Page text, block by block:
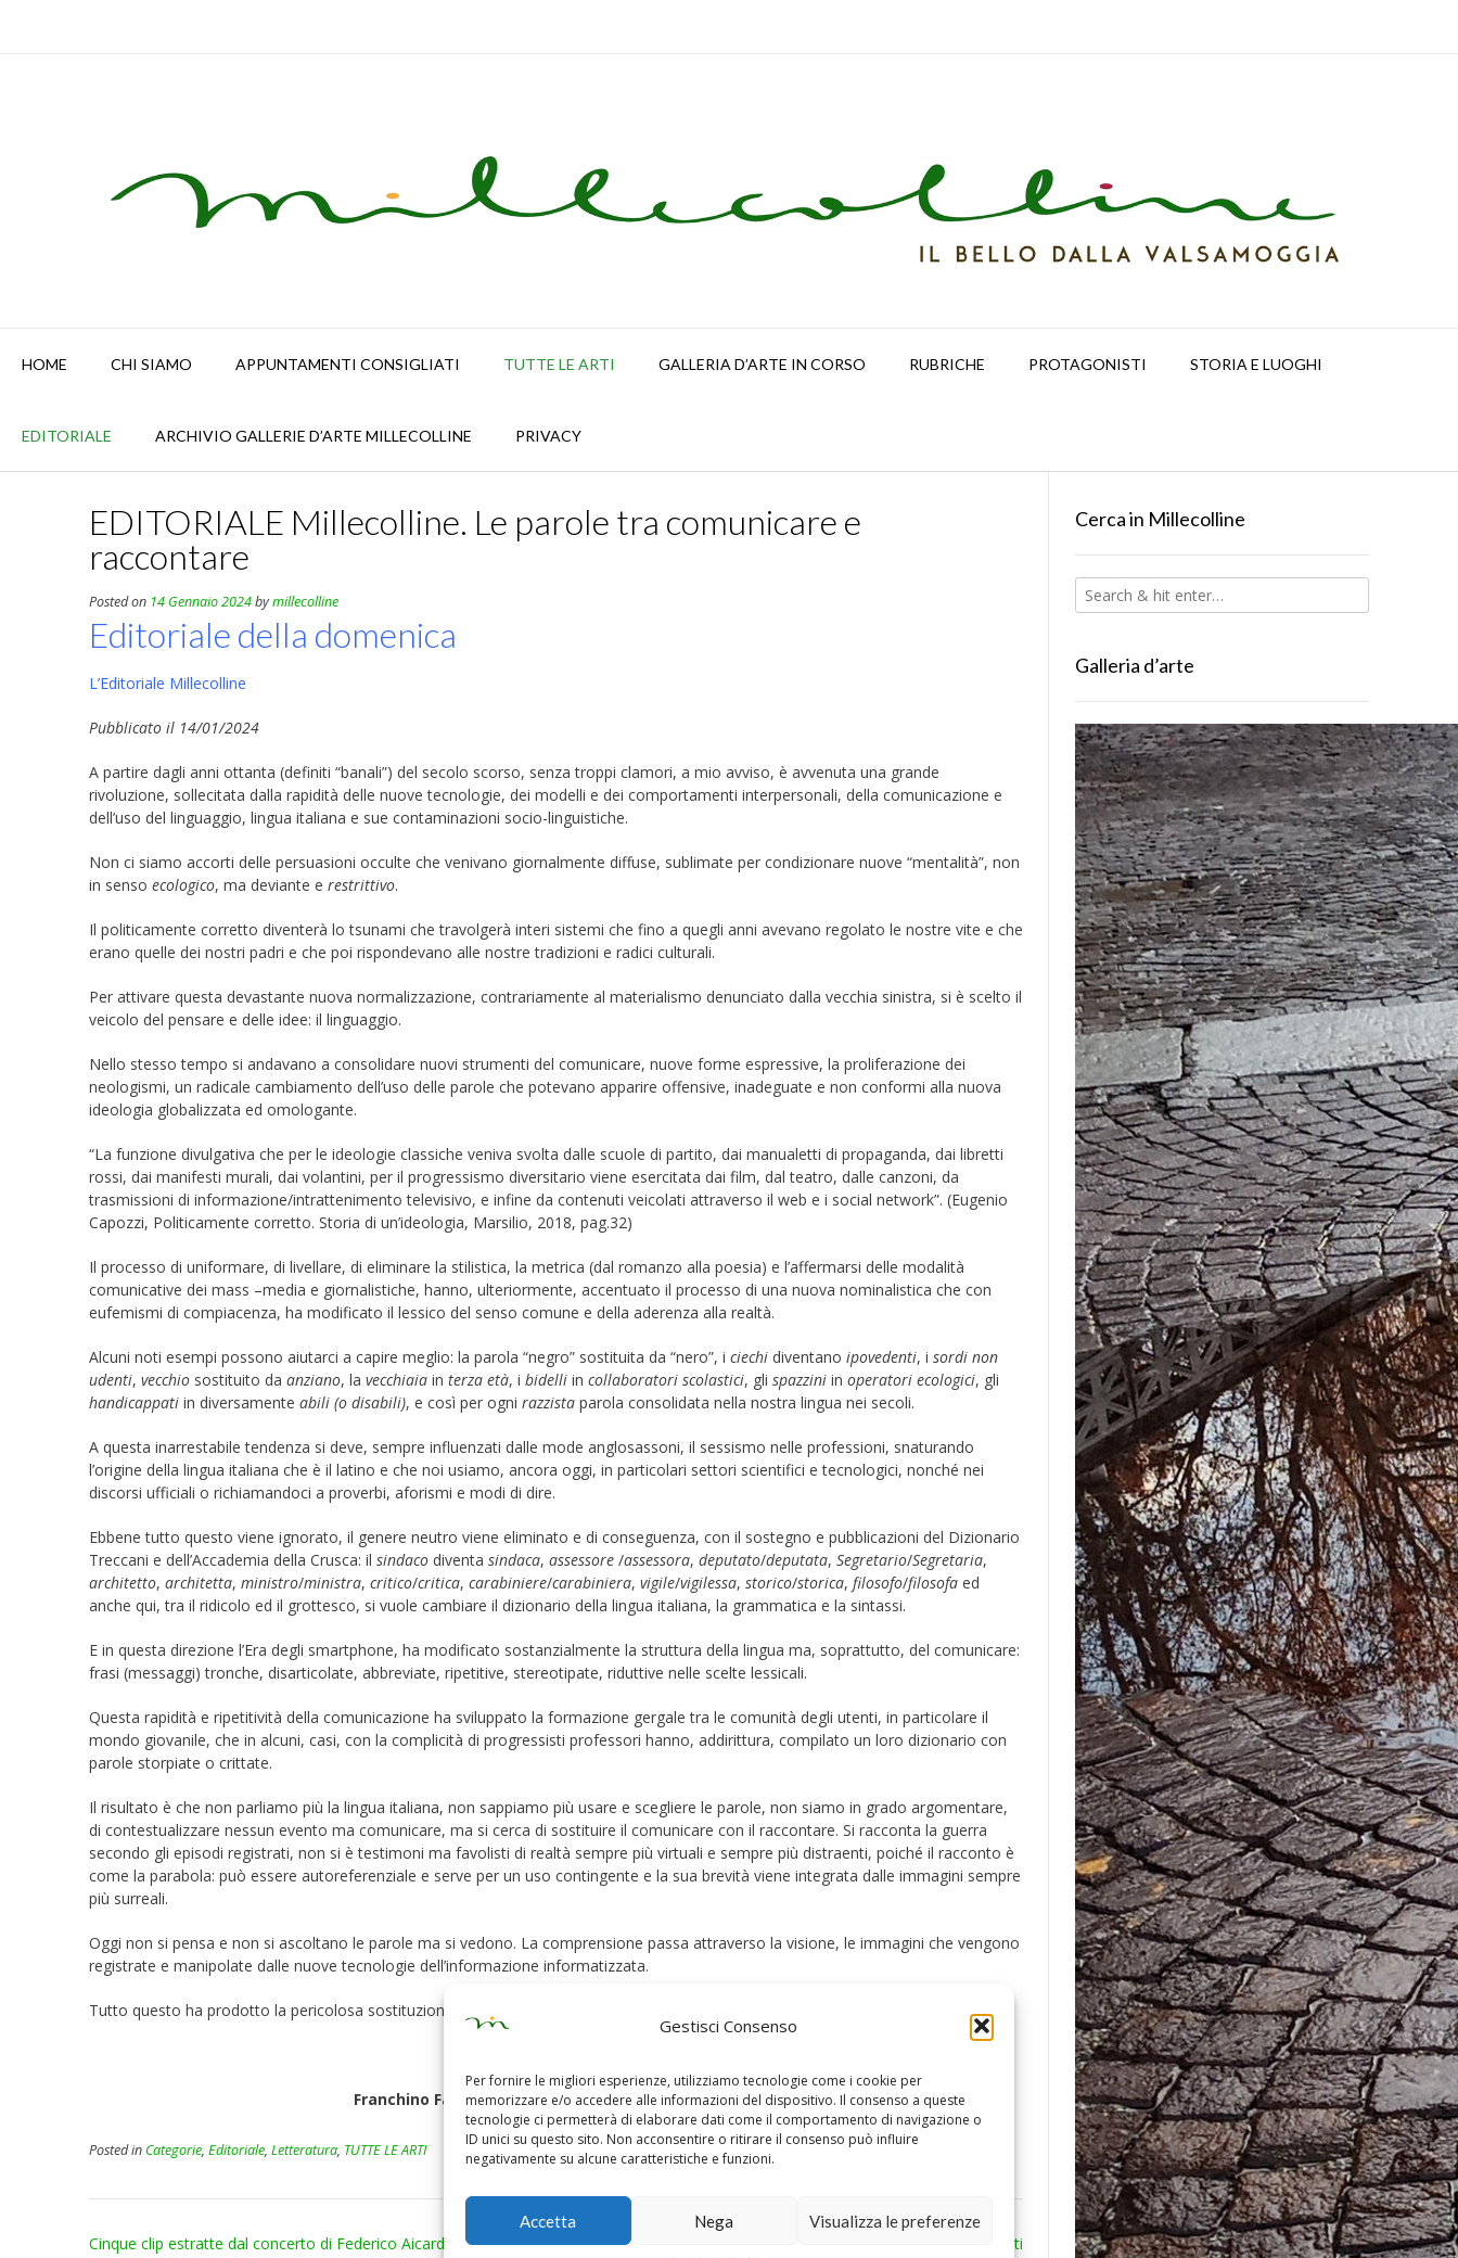
Gestisci Consenso
Per fornire le migliori esperienze, utilizziamo tecnologie come i cookie per
memorizzare e/o accedere alle informazioni del dispositivo. Il consenso a queste
tecnologie ci permetterà di elaborare dati come il comportamento di navigazione o
ID unici su questo sito. Non acconsentire o ritirare il consenso può influire
negativamente su alcune caratteristiche e funzioni.
Accetta Nega Visualizza le preferenze
HOME CHI SIAMO APPUNTAMENTI CONSIGLIATI TUTTE LE ARTI GALLERIA D’ARTE IN CORSO RUBRICHE PROTAGONISTI STORIA E LUOGHI
EDITORIALE ARCHIVIO GALLERIE D’ARTE MILLECOLLINE PRIVACY
EDITORIALE Millecolline. Le parole tra comunicare e
raccontare
Posted on 14 Gennaio 2024bymillecolline
Editoriale della domenica
L’Editoriale Millecolline
Pubblicato il 14/01/2024
A partire dagli anni ottanta (definiti “banali”) del secolo scorso, senza troppi clamori, a mio avviso, è avvenuta una grande
rivoluzione, sollecitata dalla rapidità delle nuove tecnologie, dei modelli e dei comportamenti interpersonali, della comunicazione e
dell’uso del linguaggio, lingua italiana e sue contaminazioni socio-linguistiche.
Non ci siamo accorti delle persuasioni occulte che venivano giornalmente diffuse, sublimate per condizionare nuove “mentalità”, non
in senso ecologico, ma deviante e restrittivo.
Il politicamente corretto diventerà lo tsunami che travolgerà interi sistemi che fino a quegli anni avevano regolato le nostre vite e che
erano quelle dei nostri padri e che poi rispondevano alle nostre tradizioni e radici culturali.
Per attivare questa devastante nuova normalizzazione, contrariamente al materialismo denunciato dalla vecchia sinistra, si è scelto il
veicolo del pensare e delle idee: il linguaggio.
Nello stesso tempo si andavano a consolidare nuovi strumenti del comunicare, nuove forme espressive, la proliferazione dei
neologismi, un radicale cambiamento dell’uso delle parole che potevano apparire offensive, inadeguate e non conformi alla nuova
ideologia globalizzata ed omologante.
“La funzione divulgativa che per le ideologie classiche veniva svolta dalle scuole di partito, dai manualetti di propaganda, dai libretti
rossi, dai manifesti murali, dai volantini, per il progressismo diversitario viene esercitata dai film, dal teatro, dalle canzoni, da
trasmissioni di informazione/intrattenimento televisivo, e infine da contenuti veicolati attraverso il web e i social network”. (Eugenio
Capozzi, Politicamente corretto. Storia di un’ideologia, Marsilio, 2018, pag.32)
Il processo di uniformare, di livellare, di eliminare la stilistica, la metrica (dal romanzo alla poesia) e l’affermarsi delle modalità
comunicative dei mass –media e giornalistiche, hanno, ulteriormente, accentuato il processo di una nuova nominalistica che con
eufemismi di compiacenza, ha modificato il lessico del senso comune e della aderenza alla realtà.
Alcuni noti esempi possono aiutarci a capire meglio: la parola “negro” sostituita da “nero”, i ciechi diventano ipovedenti, i sordi non
udenti, vecchio sostituito da anziano, la vecchiaia in terza età, i bidelli in collaboratori scolastici, gli spazzini in operatori ecologici, gli
handicappati in diversamente abili (o disabili), e così per ogni razzista parola consolidata nella nostra lingua nei secoli.
A questa inarrestabile tendenza si deve, sempre influenzati dalle mode anglosassoni, il sessismo nelle professioni, snaturando
l’origine della lingua italiana che è il latino e che noi usiamo, ancora oggi, in particolari settori scientifici e tecnologici, nonché nei
discorsi ufficiali o richiamandoci a proverbi, aforismi e modi di dire.
Ebbene tutto questo viene ignorato, il genere neutro viene eliminato e di conseguenza, con il sostegno e pubblicazioni del Dizionario
Treccani e dell’Accademia della Crusca: il sindaco diventa sindaca, assessore /assessora, deputato/deputata, Segretario/Segretaria,
architetto, architetta, ministro/ministra, critico/critica, carabiniere/carabiniera, vigile/vigilessa, storico/storica, filosofo/filosofa ed
anche qui, tra il ridicolo ed il grottesco, si vuole cambiare il dizionario della lingua italiana, la grammatica e la sintassi.
E in questa direzione l’Era degli smartphone, ha modificato sostanzialmente la struttura della lingua ma, soprattutto, del comunicare:
frasi (messaggi) tronche, disarticolate, abbreviate, ripetitive, stereotipate, riduttive nelle scelte lessicali.
Questa rapidità e ripetitività della comunicazione ha sviluppato la formazione gergale tra le comunità degli utenti, in particolare il
mondo giovanile, che in alcuni, casi, con la complicità di progressisti professori hanno, addirittura, compilato un loro dizionario con
parole storpiate o crittate.
Il risultato è che non parliamo più la lingua italiana, non sappiamo più usare e scegliere le parole, non siamo in grado argomentare,
di contestualizzare nessun evento ma comunicare, ma si cerca di sostituire il comunicare con il raccontare. Si racconta la guerra
secondo gli episodi registrati, non si è testimoni ma favolisti di realtà sempre più virtuali e sempre più distraenti, poiché il racconto è
come la parabola: può essere autoreferenziale e serve per un uso contingente e la sua brevità viene integrata dalle immagini sempre
più surreali.
Oggi non si pensa e non si ascoltano le parole ma si vedono. La comprensione passa attraverso la visione, le immagini che vengono
registrate e manipolate dalle nuove tecnologie dell’informazione informatizzata.
Tutto questo ha prodotto la pericolosa sostituzione di
Franchino Falsetti
Posted in Categorie, Editoriale, Letteratura, TUTTE LE ARTI
Post
Cinque clip estratte dal concerto di Federico Aicardi Ernesto Ubertiello incontra Franchino Falsetti
Cerca in Millecolline
Galleria d’arte